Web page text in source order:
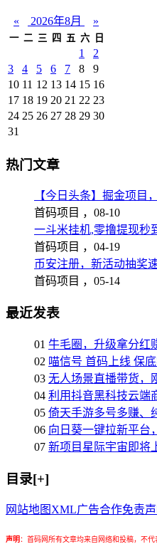
« 2026年8月 »
一 二 三 四 五 六 日
1
2
3
4 5 6 7 8
9
10 11 12 13 14 15 16
17 18 19 20 21 22 23
24 25 26 27 28 29 30
31
热门文章
【今日头条】掘金项目
首码项目 ， 08-10
一斗米挂机,零撸提现秒
首码项目 ， 04-19
币安注册，新活动抽奖
首码项目 ， 05-14
最近发表
01 牛毛圈，升级拿分红
02 喵信号 首码上线 保
03 无人场景直播带货，
04 利用抖音黑科技云端
05 倚天手游多号多赚、
06 向日葵一键拉新平台
07 新项目星际宇宙即将
目录[+]
网站地图 XML广告合作免责
声明： 首码网所有文章均来自网络和投稿，不